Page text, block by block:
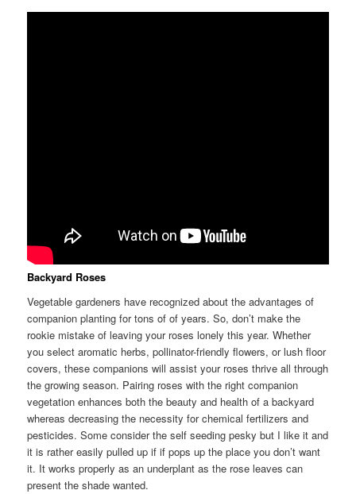
Backyard Roses
Vegetable gardeners have recognized about the advantages of
companion planting for tons of of years. So, don’t make the
rookie mistake of leaving your roses lonely this year. Whether
you select aromatic herbs, pollinator-friendly flowers, or lush floor
covers, these companions will assist your roses thrive all through
the growing season. Pairing roses with the right companion
vegetation enhances both the beauty and health of a backyard
whereas decreasing the necessity for chemical fertilizers and
pesticides. Some consider the self seeding pesky but I like it and
it is rather easily pulled up if if pops up the place you don’t want
it. It works properly as an underplant as the rose leaves can
present the shade wanted.